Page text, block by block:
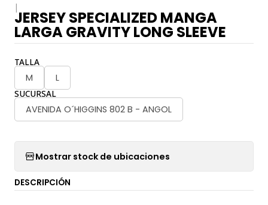
|
JERSEY SPECIALIZED MANGA
LARGA GRAVITY LONG SLEEVE
TALLA
M L
SUCURSAL
AVENIDA O´HIGGINS 802 B - ANGOL
Mostrar stock de ubicaciones
DESCRIPCIÓN